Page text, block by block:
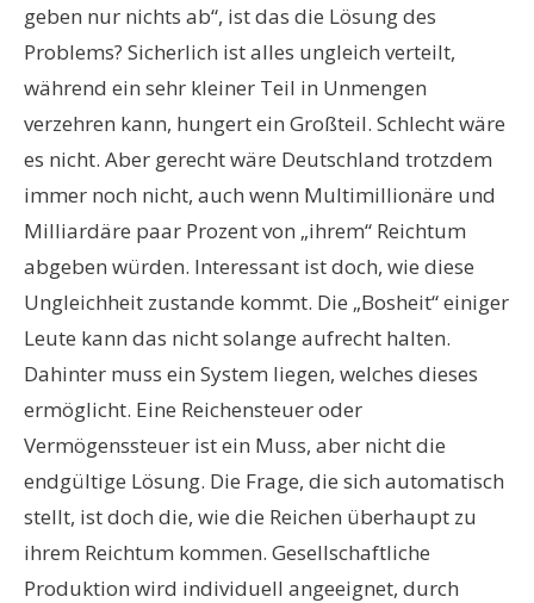
geben nur nichts ab“, ist das die Lösung des
Problems? Sicherlich ist alles ungleich verteilt,
während ein sehr kleiner Teil in Unmengen
verzehren kann, hungert ein Großteil. Schlecht wäre
es nicht. Aber gerecht wäre Deutschland trotzdem
immer noch nicht, auch wenn Multimillionäre und
Milliardäre paar Prozent von „ihrem“ Reichtum
abgeben würden. Interessant ist doch, wie diese
Ungleichheit zustande kommt. Die „Bosheit“ einiger
Leute kann das nicht solange aufrecht halten.
Dahinter muss ein System liegen, welches dieses
ermöglicht. Eine Reichensteuer oder
Vermögenssteuer ist ein Muss, aber nicht die
endgültige Lösung. Die Frage, die sich automatisch
stellt, ist doch die, wie die Reichen überhaupt zu
ihrem Reichtum kommen. Gesellschaftliche
Produktion wird individuell angeeignet, durch